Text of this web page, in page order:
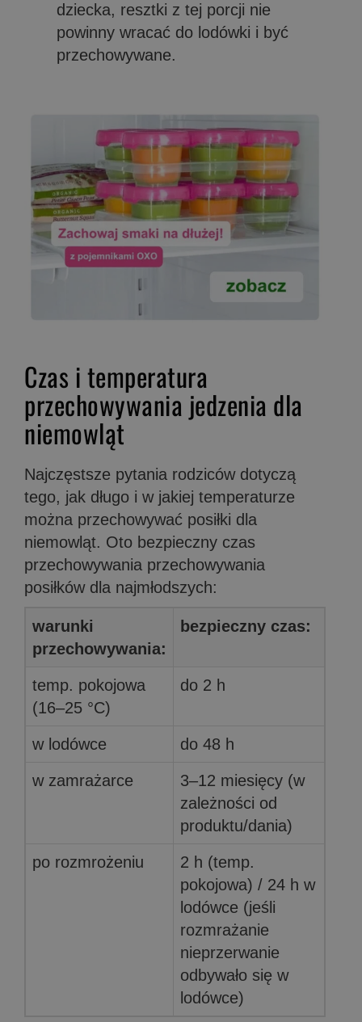
dziecka, resztki z tej porcji nie
powinny wracać do lodówki i być
przechowywane.
Czas i temperatura
przechowywania jedzenia dla
niemowląt
Najczęstsze pytania rodziców dotyczą
tego, jak długo i w jakiej temperaturze
można przechowywać posiłki dla
niemowląt. Oto bezpieczny czas
przechowywania przechowywania
posiłków dla najmłodszych:
warunki
przechowywania:
bezpieczny czas:
temp. pokojowa
(16–25 °C)
do 2 h
w lodówce do 48 h
w zamrażarce
3–12 miesięcy (w
zależności od
produktu/dania)
po rozmrożeniu
2 h (temp.
pokojowa) / 24 h w
lodówce (jeśli
rozmrażanie
nieprzerwanie
odbywało się w
lodówce)